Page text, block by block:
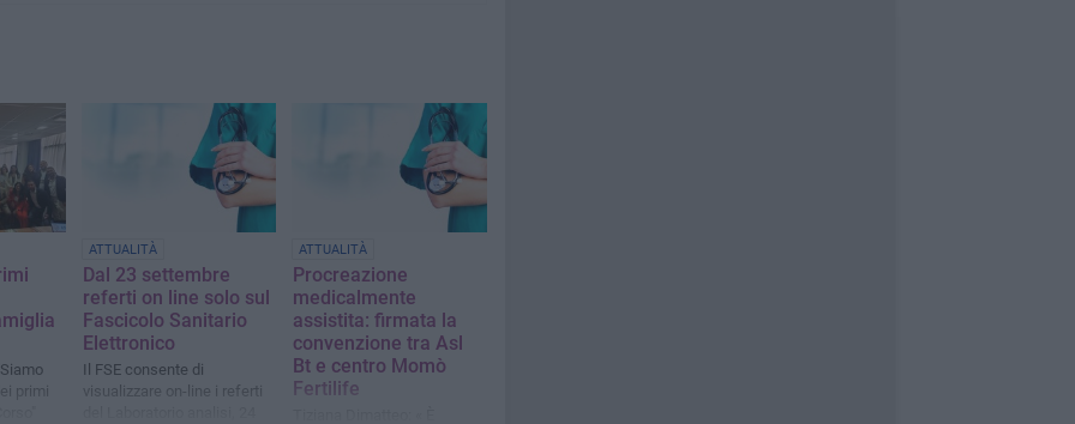
primi
ATTUALITÀ
Dal 23 settembre
referti on line solo sul
Fascicolo Sanitario
Elettronico
Il FSE consente di
visualizzare on-line i referti
ATTUALITÀ
Procreazione
medicalmente
assistita: firmata la
convenzione tra Asl
Bt e centro Momò
Fertilife